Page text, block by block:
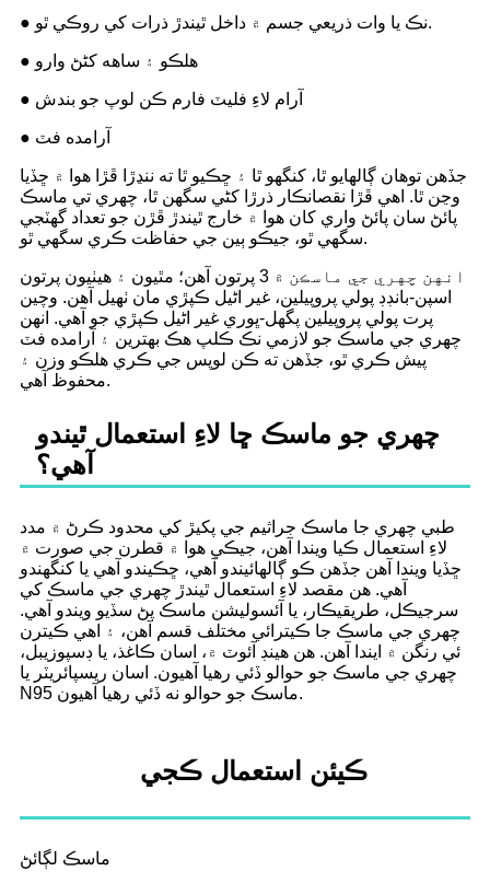
● نڪ يا وات ذريعي جسم ۾ داخل ٿيندڙ ذرات کي روڪي ٿو.
● هلڪو ۽ ساهه کڻڻ وارو
● آرام لاءِ فليٽ فارم ڪن لوپ جو بندش
● آرامده فٽ
جڏهن توهان ڳالهايو ٿا، کنگهو ٿا ۽ ڇڪيو ٿا ته ننڍڙا ڦڙا هوا ۾ ڇڏيا
وڃن ٿا. اهي ڦڙا نقصانڪار ذرڙا کڻي سگهن ٿا، چهري تي ماسڪ
پائڻ سان پائڻ واري کان هوا ۾ خارج ٿيندڙ ڦڙن جو تعداد گهٽجي
سگهي ٿو، جيڪو ٻين جي حفاظت ڪري سگهي ٿو.
انهن چهري جي ماسڪن ۾ 3 پرتون آهن؛ مٿيون ۽ هيٺيون پرتون
اسپن-بانڊڊ پولي پروپيلين، غير اڻيل ڪپڙي مان ٺهيل آهن. وچين
پرت پولي پروپيلين پگھل-ڀوري غير اڻيل ڪپڙي جو آهي. انهن
چهري جي ماسڪ جو لازمي نڪ ڪلپ هڪ بهترين ۽ آرامده فٽ
پيش ڪري ٿو، جڏهن ته ڪن لوپس جي ڪري هلڪو وزن ۽
محفوظ آهي.
چهري جو ماسڪ ڇا لاءِ استعمال ٿيندو
آهي؟
طبي چهري جا ماسڪ جراثيم جي پکيڙ کي محدود ڪرڻ ۾ مدد
لاءِ استعمال ڪيا ويندا آهن، جيڪي هوا ۾ قطرن جي صورت ۾
ڇڏيا ويندا آهن جڏهن ڪو ڳالهائيندو آهي، ڇڪيندو آهي يا کنگهندو
آهي. هن مقصد لاءِ استعمال ٿيندڙ چهري جي ماسڪ کي
سرجيڪل، طريقيڪار، يا آئسوليشن ماسڪ پڻ سڏيو ويندو آهي.
چهري جي ماسڪ جا ڪيترائي مختلف قسم آهن، ۽ اهي ڪيترن
ئي رنگن ۾ ايندا آهن. هن هينڊ آئوٽ ۾، اسان ڪاغذ، يا ڊسپوزيبل،
چهري جي ماسڪ جو حوالو ڏئي رهيا آهيون. اسان ريسپائريٽر يا
N95 ماسڪ جو حوالو نه ڏئي رهيا آهيون.
ڪيئن استعمال ڪجي
ماسڪ لڳائڻ